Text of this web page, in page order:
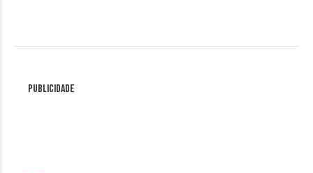
Publicidade